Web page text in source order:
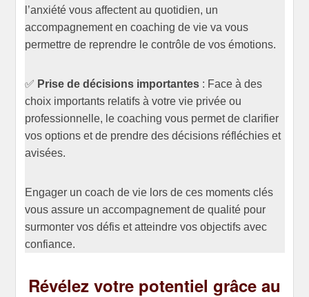
l’anxiété vous affectent au quotidien, un
accompagnement en coaching de vie va vous
permettre de reprendre le contrôle de vos émotions.
✅ Prise de décisions importantes : Face à des
choix importants relatifs à votre vie privée ou
professionnelle, le coaching vous permet de clarifier
vos options et de prendre des décisions réfléchies et
avisées.
Engager un coach de vie lors de ces moments clés
vous assure un accompagnement de qualité pour
surmonter vos défis et atteindre vos objectifs avec
confiance.
Révélez votre potentiel grâce au